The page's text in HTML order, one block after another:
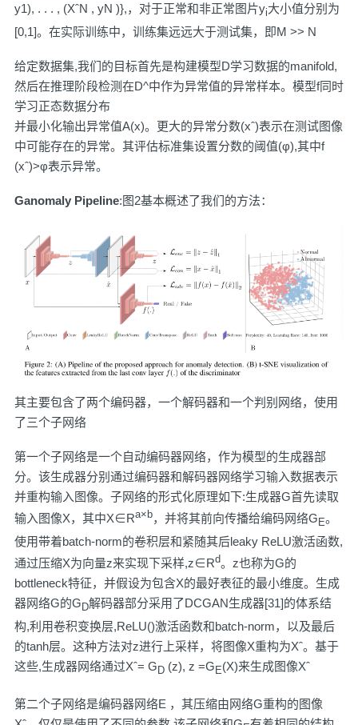
y1), . . . , (XˆN , yN )},，对于正常和非正常图片yi大小值分别为
[0,1]。在实际训练中，训练集远远大于测试集，即M >> N
给定数据集,我们的目标首先是构建模型D学习数据的manifold,
然后在推理阶段检测在D^中作为异常值的异常样本。模型f同时
学习正态数据分布
并最小化输出异常值A(x)。更大的异常分数(xˆ)表示在测试图像
中可能存在的异常。其评估标准集设置分数的阈值(φ),其中f
(xˆ)>φ表示异常。
Ganomaly Pipeline:图2基本概述了我们的方法：
其主要包含了两个编码器，一个解码器和一个判别网络，使用
了三个子网络
第一个子网络是一个自动编码器网络，作为模型的生成器部
分。该生成器分别通过编码器和解码器网络学习输入数据表示
并重构输入图像。子网络的形式化原理如下:生成器G首先读取
输入图像X，其中X∈Ra×b，并将其前向传播给编码网络G E。
使用带着batch-norm的卷积层和紧随其后leaky ReLU激活函数,
通过压缩X为向量z来实现下采样,z∈Rd。z也称为G的
bottleneck特征，并假设为包含X的最好表征的最小维度。生成
器网络G的G D解码器部分采用了DCGAN生成器[31]的体系结
构,利用卷积变换层,ReLU()激活函数和batch-norm，以及最后
的tanh层。这种方法对z进行上采样，将图像X重构为Xˆ。基于
这些,生成器网络通过Xˆ= G D (z), z =G E(X)来生成图像Xˆ
第二个子网络是编码器网络E ，其压缩由网络G重构的图像